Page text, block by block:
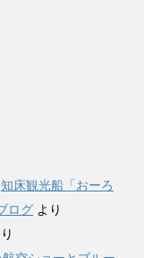
知床観光船「おーろ
ログ より